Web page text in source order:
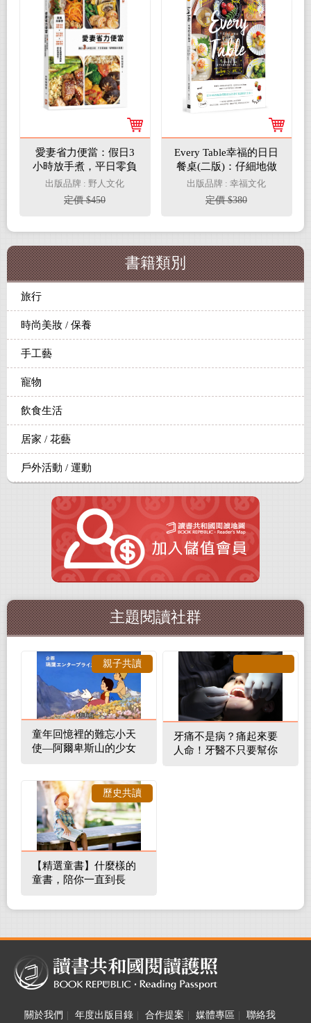
愛妻省力便當：假日3
小時放手煮，平日零負
擔，省時瘦身大救星！
出版品牌 : 野人文化
定價 $450
Every Table幸福的日日
餐桌(二版)：仔細地做
好每一道菜，接下來每
天都能「偷懶了」！
出版品牌 : 幸福文化
定價 $380
書籍類別
旅行
時尚美妝 / 保養
手工藝
寵物
飲食生活
居家 / 花藝
戶外活動 / 運動
主題閱讀社群
童年回憶裡的難忘小天
使—阿爾卑斯山的少女
親子共讀
牙痛不是病？痛起來要
人命！牙醫不只要幫你
【精選童書】什麼樣的
童書，陪你一直到長
歷史共讀
關於我們 年度出版目錄 合作提案 媒體專區 聯絡我